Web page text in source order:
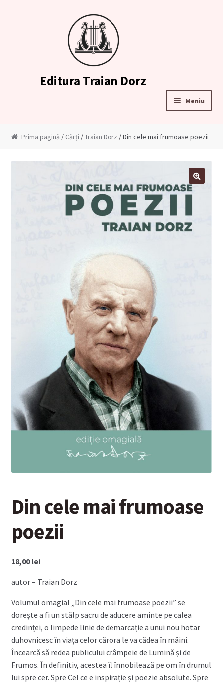
Editura Traian Dorz
Meniu
Cum comand?
Termeni și condiții
Prima pagină / Cărți /Traian Dorz / Din cele mai frumoase poezii
Din cele mai frumoase
poezii
18,00lei
autor – Traian Dorz
Volumul omagial „Din cele mai frumoase poezii” se
dorește a fi un stâlp sacru de aducere aminte pe calea
credinței, o limpede linie de demarcație a unui nou hotar
duhovnicesc în viața celor cărora le va cădea în mâini.
Încearcă să redea publicului crâmpeie de Lumină și de
Frumos. În definitiv, acestea îl înnobilează pe om în drumul
lui spre cer. Spre Cel ce e inspirație și poezie absolute. Spre